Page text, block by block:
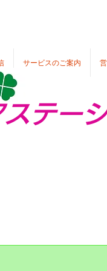
サービスのご案内
テー